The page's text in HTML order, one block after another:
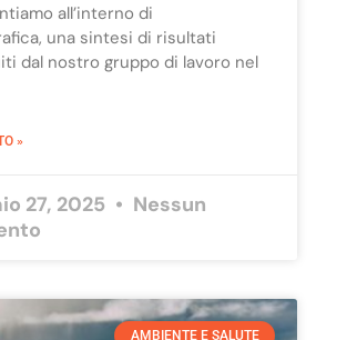
all’interno di
una sintesi di risultati
dal nostro gruppo di lavoro nel
»
27, 2025
Nessun
AMBIENTE E SALUTE